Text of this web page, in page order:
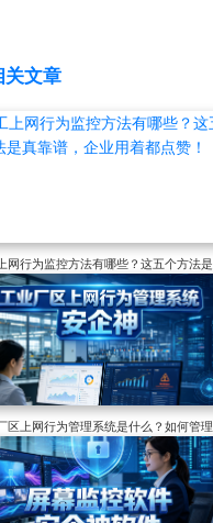
关文章
网行为监控方法有哪些？这五个方法是
，企业用着都点赞！
区上网行为管理系统是什么？如何管理
全？针对四大隐患的解决方案